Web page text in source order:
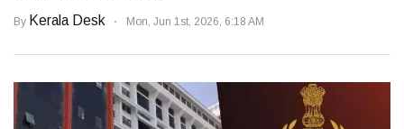
By Kerala Desk Mon, Jun 1st, 2026, 6:18 AM